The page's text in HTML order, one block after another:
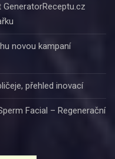
novou kampaní
přehled inovací
Facial – Regenerační